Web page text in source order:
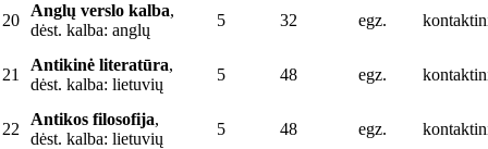
20
Anglų verslo kalba,
dėst. kalba: anglų
5 32 egz.
21
Antikinė literatūra,
dėst. kalba: lietuvių
5 48 egz.
22
Antikos filosofija,
dėst. kalba: lietuvių
5 48 egz.